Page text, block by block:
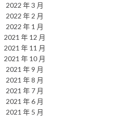
2022 年 3 月
2022 年 2 月
2022 年 1 月
2021 年 12 月
2021 年 11 月
2021 年 10 月
2021 年 9 月
2021 年 8 月
2021 年 7 月
2021 年 6 月
2021 年 5 月